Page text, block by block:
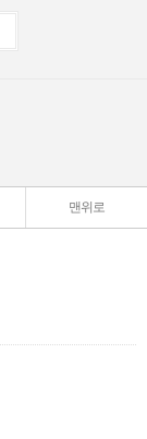
맨위로